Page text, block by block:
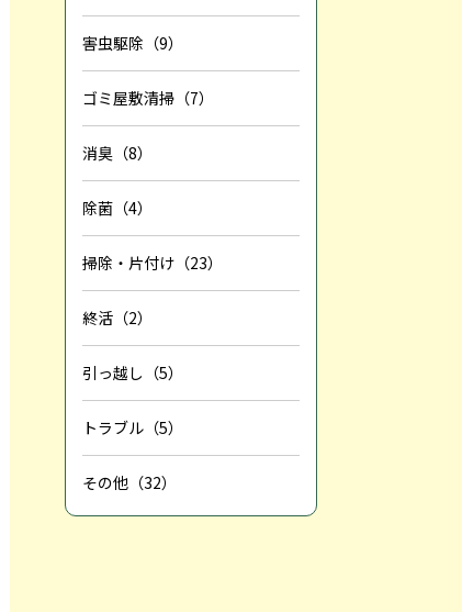
害虫駆除（9）
ゴミ屋敷清掃（7）
消臭（8）
除菌（4）
掃除・片付け（23）
終活（2）
引っ越し（5）
トラブル（5）
その他（32）